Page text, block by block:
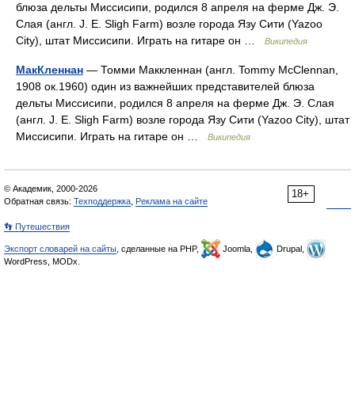
блюза дельты Миссисипи, родился 8 апреля на ферме Дж. Э.
Слая (англ. J. E. Sligh Farm) возле города Язу Сити (Yazoo
City), штат Миссисипи. Играть на гитаре он …
Википедия
МакКленнан — Томми Маккленнан (англ. Tommy McClennan,
1908 ок.1960) один из важнейших представителей блюза
дельты Миссисипи, родился 8 апреля на ферме Дж. Э. Слая
(англ. J. E. Sligh Farm) возле города Язу Сити (Yazoo City), штат
Миссисипи. Играть на гитаре он …
Википедия
18+
© Академик, 2000-2026
Обратная связь: Техподдержка Реклама на сайте
👣 Путешествия
Экспорт словарей на сайты , сделанные на PHP, Joomla,
Drupal,
WordPress, MODx.